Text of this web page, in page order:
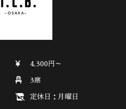
4,300円～
3席
定休日：月曜日